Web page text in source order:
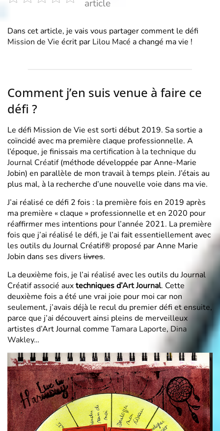
article
Dans cet article, je vais vous partager comment le défi
Mission de Vie écrit par Lilou Macé a changé ma vie !
Comment j’en suis venue à faire ce
défi ?
Le défi Mission de Vie est sorti début 2019. Sa sortie a
coïncidé avec ma première claque professionnelle. A
l’époque, je finissais macertification à la technique du
Journal Créatif(méthode développée par Anne-Marie
Jobin) en parallèle de mon travail à temps plein. J’étais au
plus mal, à la recherche d’une nouvelle voie dans ma vie.
J’ai réalisé ce défi 2 fois : la première fois en 2019 après
ma première « claque » professionnelle et en 2020 pour
réaffirmer mes intentions pour l’année 2021. La première
fois que j’ai réalisé le défi, je l’ai fait essentiellement avec
les outils du Journal Créatif® proposé par Anne Marie
Jobin dans ses divers livres.
La deuxième fois, je l’ai réalisé avec les outils du Journal
Créatif associé auxtechniques d’Art Journal. Cette
deuxième fois a été une vrai joie pour moi car non
seulement, j’avais déjà le recul du premier défi et ensuite,
parce que j’ai découvert ainsi pleins de merveilleux
artistes d’Art Journal comme Tamara Laporte,Dina
Wakley…